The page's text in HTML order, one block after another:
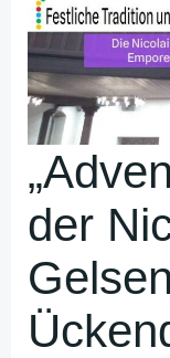
der